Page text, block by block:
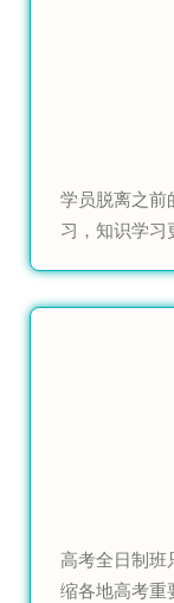
学员脱离之前
习，知识学习
高考全日制班
缩各地高考重